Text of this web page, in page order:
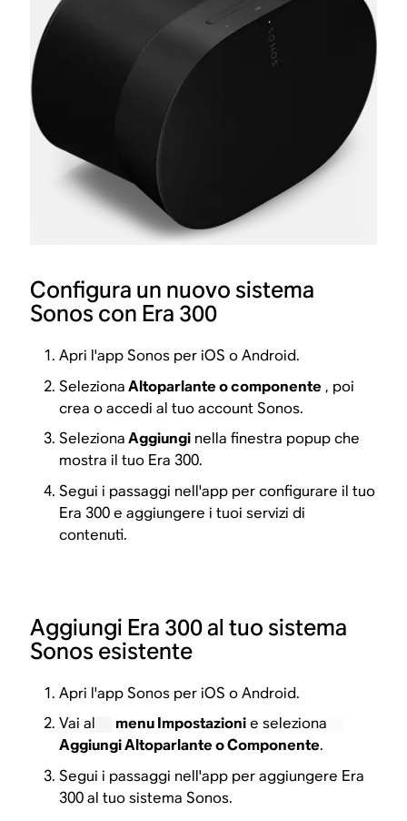
Configura un nuovo sistema
Sonos con Era 300
Apri l'app Sonos per iOS o Android.
SelezionaAltoparlante o componente , poi
crea o accedi al tuo account Sonos.
SelezionaAggiungi nella finestra popup che
mostra il tuo Era 300.
Segui i passaggi nell'app per configurare il tuo
Era 300 e aggiungere i tuoi servizi di
contenuti.
Aggiungi Era 300 al tuo sistema
Sonos esistente
Apri l'app Sonos per iOS o Android.
Vai al
menu Impostazionie seleziona
Aggiungi Altoparlante o Componente.
Segui i passaggi nell'app per aggiungere Era
300 al tuo sistema Sonos.